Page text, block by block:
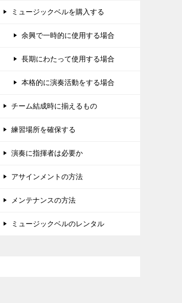
ミュージックベルを購入する
余興で一時的に使用する場合
長期にわたって使用する場合
本格的に演奏活動をする場合
チーム結成時に揃えるもの
練習場所を確保する
演奏に指揮者は必要か
アサインメントの方法
メンテナンスの方法
ミュージックベルのレンタル